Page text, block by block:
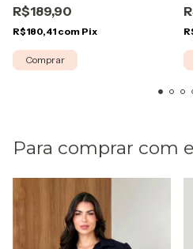
R$189,90
R$180,41 com Pix
Comprar
Para comprar com